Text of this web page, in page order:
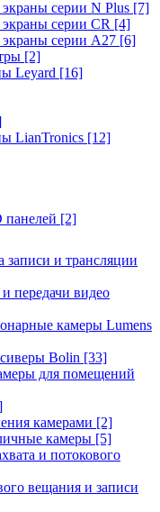
серии N Plus [7]
серии CR [4]
серии А27 [6]
[2]
Leyard [16]
LianTronics [12]
панелей [2]
записи и трансляции
передачи видео
камеры Lumens
Bolin [33]
для помещений
камерами [2]
камеры [5]
и потокового
вещания и записи